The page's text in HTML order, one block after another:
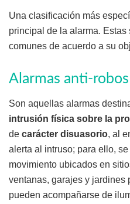
Una clasificación más
principal de la alarma. Estas
comunes de acuerdo a su
Alarmas anti-
Son aquellas alarmas
intrusión física sobre la
de carácter disuasorio, al
alerta al intruso; para ello,
movimiento ubicados en
ventanas, garajes y jardines
pueden acompañarse de